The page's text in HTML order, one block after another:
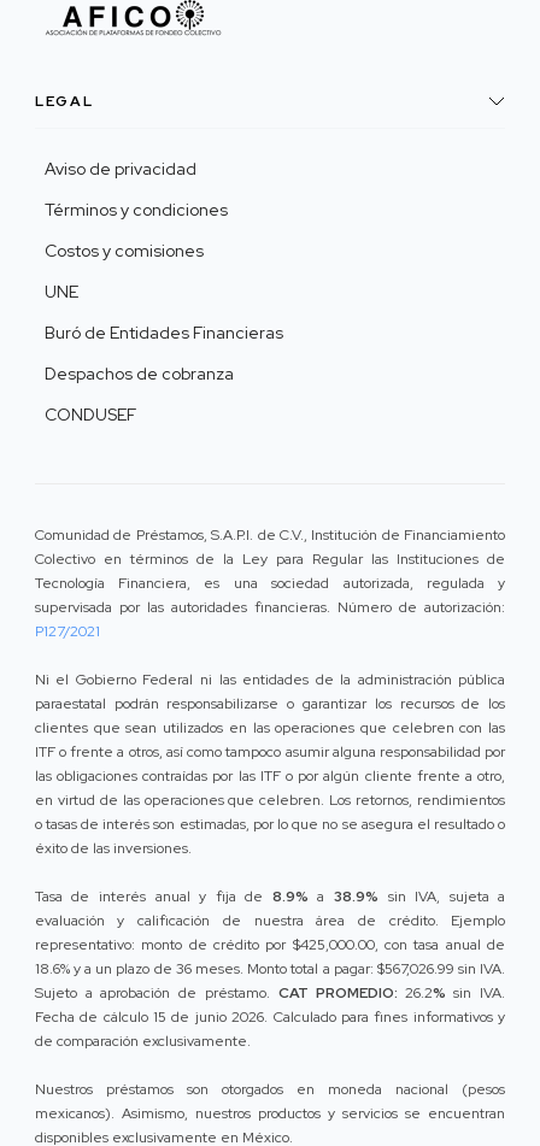
LEGAL
Aviso de privacidad
Términos y condiciones
Costos y comisiones
UNE
Buró de Entidades Financieras
Despachos de cobranza
CONDUSEF
Comunidad de Préstamos, S.A.P.I. de C.V., Institución de Financiamiento
Colectivo en términos de la Ley para Regular las Instituciones de
Tecnología Financiera, es una sociedad autorizada, regulada y
supervisada por las autoridades financieras. Número de autorización:
P127/2021
Ni el Gobierno Federal ni las entidades de la administración pública
paraestatal podrán responsabilizarse o garantizar los recursos de los
clientes que sean utilizados en las operaciones que celebren con las
ITF o frente a otros, así como tampoco asumir alguna responsabilidad por
las obligaciones contraídas por las ITF o por algún cliente frente a otro,
en virtud de las operaciones que celebren. Los retornos, rendimientos
o tasas de interés son estimadas, por lo que no se asegura el resultado o
éxito de las inversiones.
Tasa de interés anual y fija de 8.9% a 38.9% sin IVA, sujeta a
evaluación y calificación de nuestra área de crédito. Ejemplo
representativo: monto de crédito por $425,000.00, con tasa anual de
18.6% y a un plazo de 36 meses. Monto total a pagar: $567,026.99 sin IVA.
Sujeto a aprobación de préstamo. CAT PROMEDIO: 26.2% sin IVA.
Fecha de cálculo 15 de junio 2026. Calculado para fines informativos y
de comparación exclusivamente.
Nuestros préstamos son otorgados en moneda nacional (pesos
mexicanos). Asimismo, nuestros productos y servicios se encuentran
disponibles exclusivamente en México.